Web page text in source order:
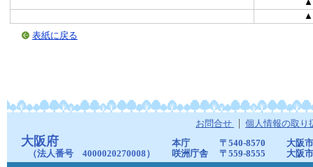
表紙に戻る
お問合せ 個人情報の取り
大阪府
（法人番号 4000020270008）
本庁 〒540-8570
大阪
咲洲庁舎
〒559-8555
大阪